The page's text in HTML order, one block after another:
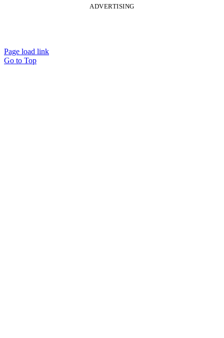
ADVERTISING
Page load link
Go to Top